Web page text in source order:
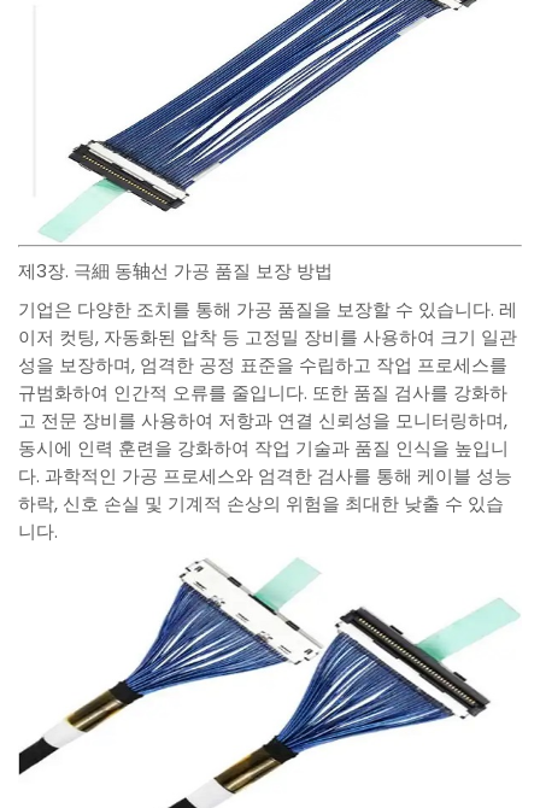
제3장. 극細 동轴선 가공 품질 보장 방법
기업은 다양한 조치를 통해 가공 품질을 보장할 수 있습니다. 레
이저 컷팅, 자동화된 압착 등 고정밀 장비를 사용하여 크기 일관
성을 보장하며, 엄격한 공정 표준을 수립하고 작업 프로세스를
규범화하여 인간적 오류를 줄입니다. 또한 품질 검사를 강화하
고 전문 장비를 사용하여 저항과 연결 신뢰성을 모니터링하며,
동시에 인력 훈련을 강화하여 작업 기술과 품질 인식을 높입니
다. 과학적인 가공 프로세스와 엄격한 검사를 통해 케이블 성능
하락, 신호 손실 및 기계적 손상의 위험을 최대한 낮출 수 있습
니다.